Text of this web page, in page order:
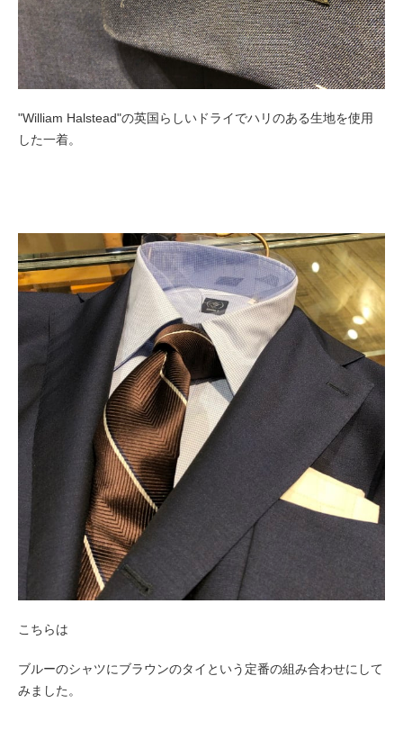
"William Halstead"の英国らしいドライでハリのある生地を使用
した一着。
こちらは
ブルーのシャツにブラウンのタイという定番の組み合わせにして
みました。